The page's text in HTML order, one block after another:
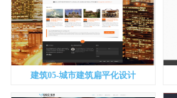
建筑05-城市建筑扁平化设计